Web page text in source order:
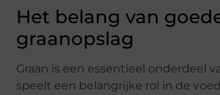
Het belang van
graanopslag
Graan is een essentieel onderdeel
speelt een belangrijke rol in de